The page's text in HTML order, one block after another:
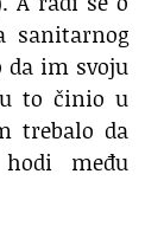
sanitarnog
da im svoju
to činio u
trebalo da
hodi među